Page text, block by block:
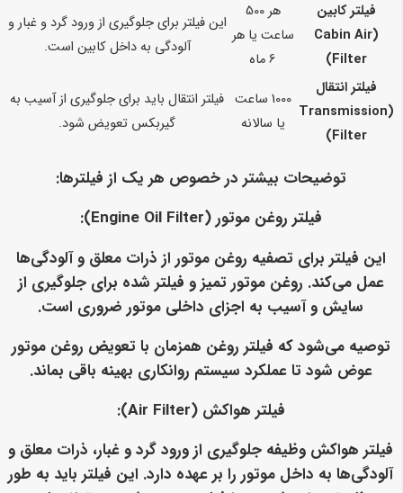
فیلتر کابین
(Cabin Air
Filter)
هر 500
ساعت یا هر
6 ماه
این فیلتر برای جلوگیری از ورود گرد و غبار و
آلودگی به داخل کابین است.
فیلتر انتقال
(Transmission
Filter)
1000 ساعت
یا سالانه
فیلتر انتقال باید برای جلوگیری از آسیب به
گیربکس تعویض شود.
توضیحات بیشتر در خصوص هر یک از فیلترها:
فیلتر روغن موتور (Engine Oil Filter):
این فیلتر برای تصفیه روغن موتور از ذرات معلق و آلودگی‌ها
عمل می‌کند. روغن موتور تمیز و فیلتر شده برای جلوگیری از
سایش و آسیب به اجزای داخلی موتور ضروری است.
توصیه می‌شود که فیلتر روغن همزمان با تعویض روغن موتور
عوض شود تا عملکرد سیستم روانکاری بهینه باقی بماند.
فیلتر هواکش (Air Filter):
فیلتر هواکش وظیفه جلوگیری از ورود گرد و غبار، ذرات معلق و
آلودگی‌ها به داخل موتور را بر عهده دارد. این فیلتر باید به طور